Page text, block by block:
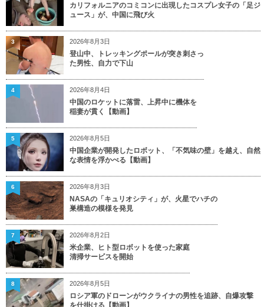
カリフォルニアのコミコンに出現したコスプレ女子の「足ジ
ュース」が、中国に飛び火
2026年8月3日
登山中、トレッキングポールが突き刺さっ
た男性、自力で下山
3
2026年8月4日
中国のロケットに落雷、上昇中に機体を
稲妻が貫く【動画】
4
2026年8月5日
中国企業が開発したロボット、「不気味の壁」を越え、自然
な表情を浮かべる【動画】
5
2026年8月3日
NASAの「キュリオシティ」が、火星でハチの
巣構造の模様を発見
6
2026年8月2日
米企業、ヒト型ロボットを使った家庭
清掃サービスを開始
7
2026年8月5日
ロシア軍のドローンがウクライナの男性を追跡、自爆攻撃
を仕掛ける【動画】
8